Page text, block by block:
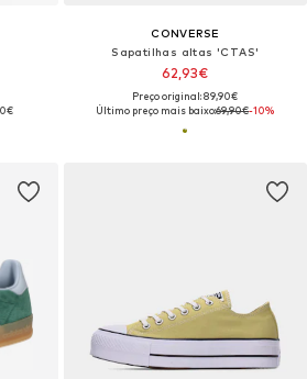
CONVERSE
Sapatilhas altas 'CTAS'
62,93€
Preço original: 89,90€
Último preço mais baixo:69,90€-10%